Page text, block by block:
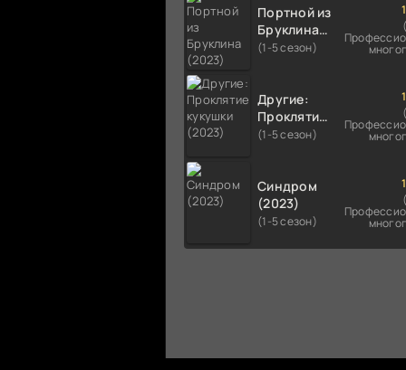
Портной из
Бруклина
(2023)
(1-5 сезон)
Другие:
Проклятие
кукушки
(1-5 сезон)
Синдром
(2023)
(1-5 сезон)